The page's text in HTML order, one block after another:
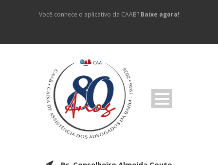
Você conhece o aplicativo da CAAB? Baixe agora!